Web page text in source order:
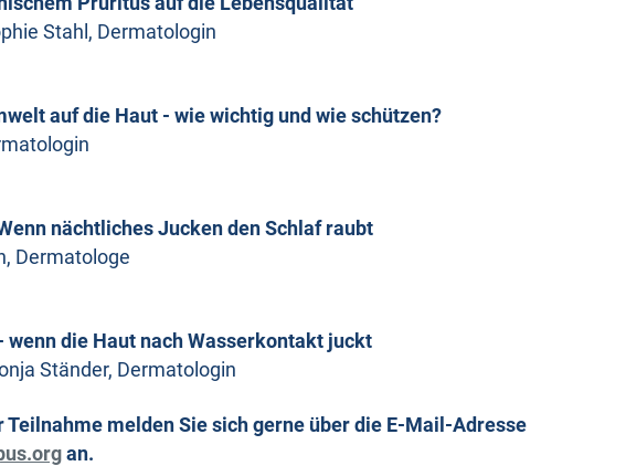
Stahl, Dermatologin
auf die Haut - wie wichtig und wie schützen?
nächtliches Jucken den Schlaf raubt
Dermatologe
wenn die Haut nach Wasserkontakt juckt
Ständer, Dermatologin
Teilnahme melden Sie sich gerne über die E-Mail-Adresse
an.